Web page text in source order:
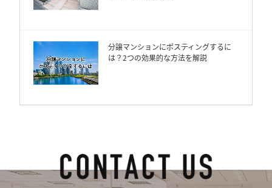
分譲マンションにポスティングするに
は？2つの効果的な方法を解説